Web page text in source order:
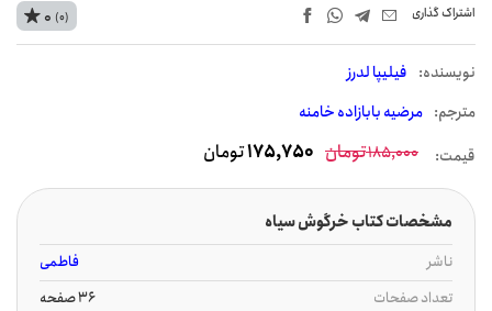
اشتراک‌ گذاری
نويسنده: فیلیپا لدرز
مترجم: مرضیه بابازاده خامنه
0 (0)
قیمت: 185,000تومان 175,750تومان
مشخصات کتاب خرگوش سیاه
ناشر
فاطمی
تعداد صفحات
36 صفحه